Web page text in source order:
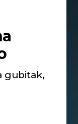
gubitak,